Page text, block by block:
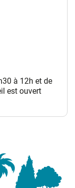
dans un
à 12h et de
est ouvert